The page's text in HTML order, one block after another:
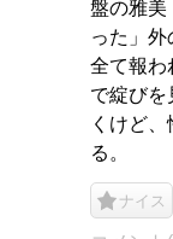
盤の雅美
った」
全て報わ
で綻びを
くけど
る。
ナイス